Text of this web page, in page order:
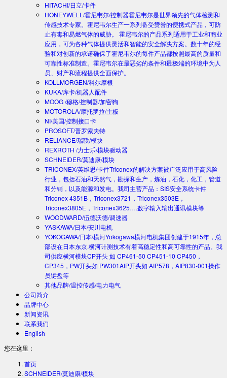
HITACHI/日立/卡件
HONEYWELL/霍尼韦尔/控制器霍尼韦尔是世界领先的气体检测和
传感技术专家。霍尼韦尔生产一系列备受赞誉的便携式产品，可防
止有毒和易燃气体的威胁。 霍尼韦尔的产品系列适用于工业和商业
应用，可为各种气体提供灵活和智能的安全解决方案。数十年的经
验和对创新的承诺确保了霍尼韦尔的每件产品都按照最高的质量和
可靠性标准制造。霍尼韦尔在最恶劣的条件和最极端的环境中为人
员、财产和流程提供全面保护。
KOLLMORGEN/科尔摩根
KUKA/库卡/机器人配件
MOOG /穆格/控制器/加密狗
MOTOROLA/摩托罗拉/主板
NI/美国/控制接口卡
PROSOFT/普罗索夫特
RELIANCE/瑞联/模块
REXROTH /力士乐/模块驱动器
SCHNEIDER/莫迪康/模块
TRICONEX/英维思/卡件Triconex的解决方案被广泛应用于高风险
行业，包括石油和天然气，勘探和生产，炼油，石化，化工，管道
和分销，以及能源和发电。我司主营产品：SIS安全系统卡件
Triconex 4351B，Triconex3721，Triconex3503E，
Triconex3805E，Triconex3625….数字输入输出通讯模块等
WOODWARD/伍德沃德/调速器
YASKAWA/日本/安川电机
YOKOGAWA/日本/横河Yokogawa横河电机集团创建于1915年，总
部设在日本东京.横河计测技术有着高稳定性和高可靠性的产品。我
司供应横河模块CP开头 如 CP461-50 CP451-10 CP450，
CP345，PW开头如 PW301AIP开头如 AIP578，AIP830-001操作
员键盘等
其他品牌/温控传感/电力电气
公司简介
品牌中心
新闻资讯
联系我们
English
您在这里：
首页
SCHNEIDER/莫迪康/模块